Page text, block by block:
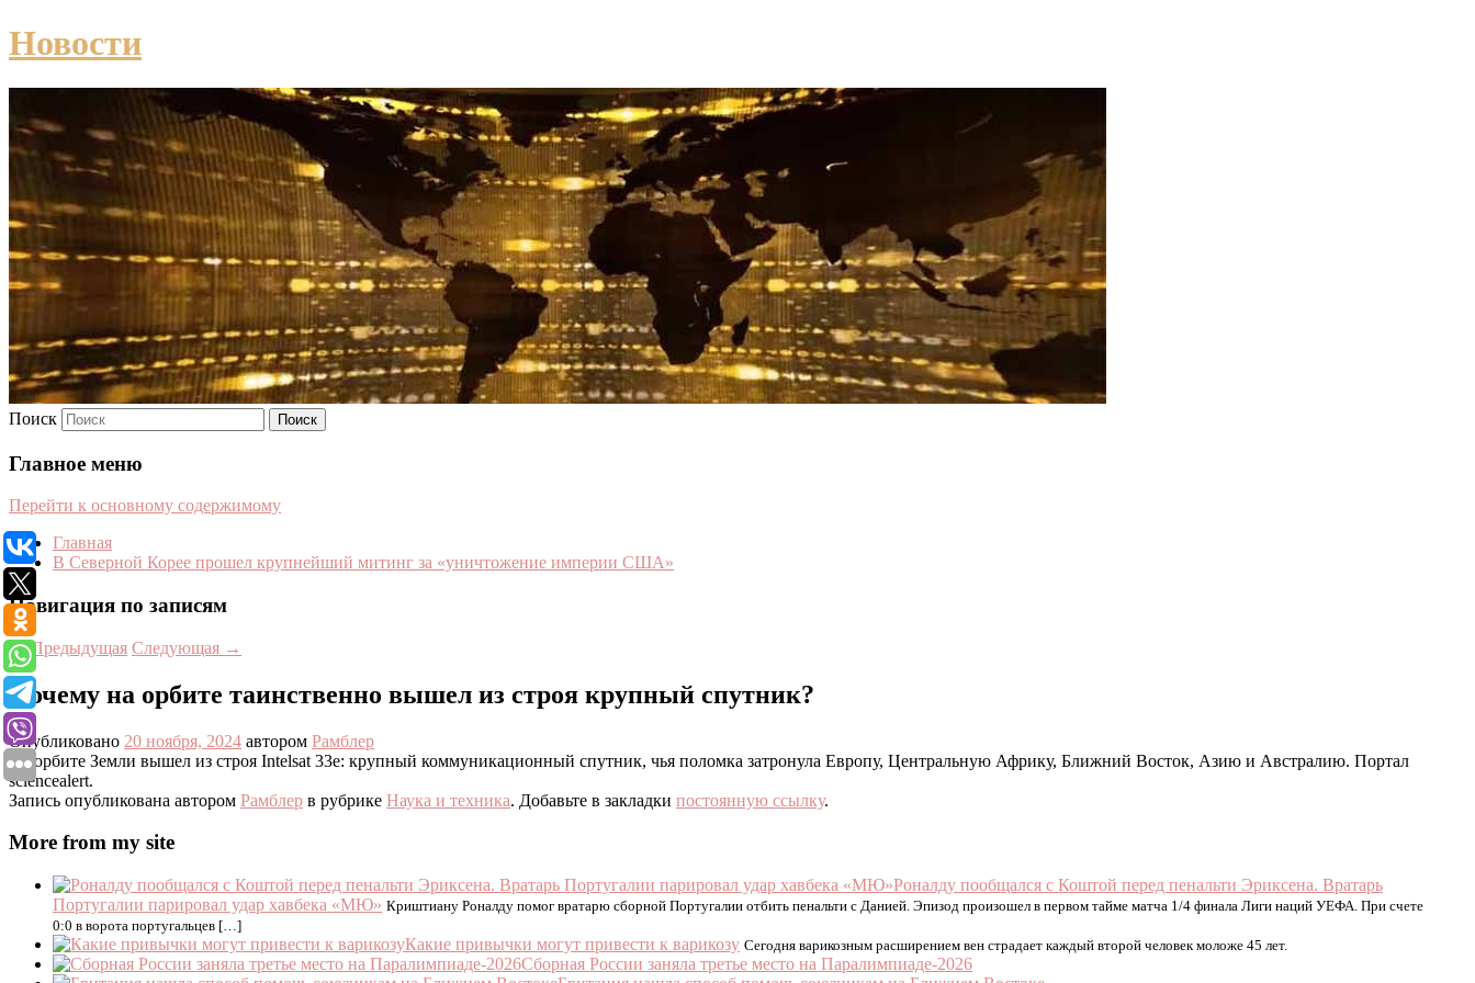
Новости
Поиск
Главное меню
Перейти к основному содержимому
Главная
В Северной Корее прошел крупнейший митинг за «уничтожение империи США»
Навигация по записям
←Предыдущая Следующая →
Почему на орбите таинственно вышел из строя крупный спутник?
Опубликовано 20 ноября, 2024 автором Рамблер
На орбите Земли вышел из строя Intelsat 33e: крупный коммуникационный спутник, чья поломка затронула Европу, Центральную Африку, Ближний Восток, Азию и Австралию. Портал
sciencealert.
Запись опубликована автором Рамблер в рубрике Наука и техника. Добавьте в закладки постоянную ссылку.
More from my site
Роналду пообщался с Коштой перед пенальти Эриксена. Вратарь
Португалии парировал удар хавбека «МЮ» Криштиану Роналду помог вратарю сборной Португалии отбить пенальти с Данией. Эпизод произошел в первом тайме матча 1/4 финала Лиги наций УЕФА. При счете
0:0 в ворота португальцев […]
Какие привычки могут привести к варикозу Сегодня варикозным расширением вен страдает каждый второй человек моложе 45 лет.
Сборная России заняла третье место на Паралимпиаде-2026